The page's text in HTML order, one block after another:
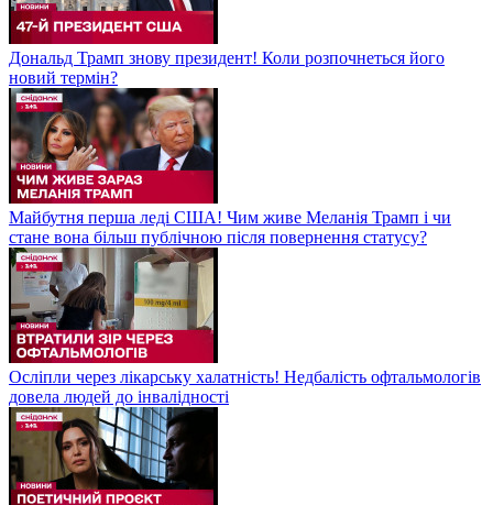
Дональд Трамп знову президент! Коли розпочнеться його
новий термін?
Майбутня перша леді США! Чим живе Меланія Трамп і чи
стане вона більш публічною після повернення статусу?
Осліпли через лікарську халатність! Недбалість офтальмологів
довела людей до інвалідності